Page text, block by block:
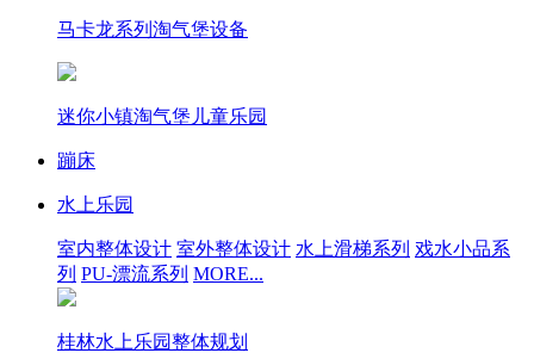
马卡龙系列淘气堡设备
迷你小镇淘气堡儿童乐园
蹦床
水上乐园
室内整体设计 室外整体设计 水上滑梯系列 戏水小品系
列 PU-漂流系列 MORE...
桂林水上乐园整体规划